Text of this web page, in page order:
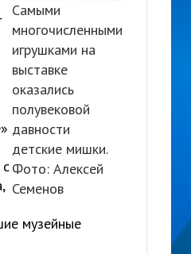
Самыми
многочисленными
игрушками на
выставке
оказались
полувековой
давности
детские мишки.
Фото: Алексей
Семенов
музейные